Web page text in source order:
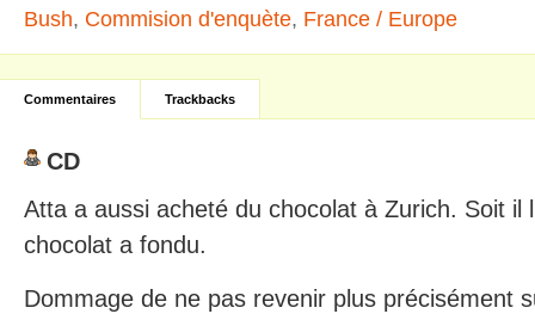
Bush, Commision d'enquète, France / Europe
Commentaires Trackbacks
CD
Atta a aussi acheté du chocolat à Zurich. Soit il
chocolat a fondu.
Dommage de ne pas revenir plus précisément